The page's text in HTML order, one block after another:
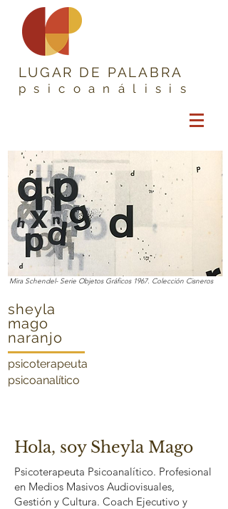
LUGAR DE PALABRA
psicoanálisis
Mira Schendel- Serie Objetos Gráficos 1967. Colección Cisneros
sheyla
mago
naranjo
psicoterapeuta
psicoanalítico
Hola, soy Sheyla Mago
Psicoterapeuta Psicoanalítico. Profesional
en Medios Masivos Audiovisuales,
Gestión y Cultura. Coach Ejecutivo y